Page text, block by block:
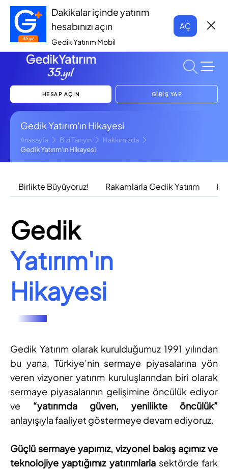
Dakikalar içinde yatırım
hesabınızı açın
Gedik Yatırım Mobil
AÇ
HESAP AÇIN GİRİŞ YAP
Gedik Yatırım'ın Hikayesi
Anasayfa Bizi Tanıyın
Hakkımızda
Gedik Yatırım'ın Hikayesi
Birlikte Büyüyoruz! Rakamlarla Gedik Yatırım
Gedik
Yatırım'ın
Hikayesi
Gedik Yatırım olarak kurulduğumuz 1991 yılından
bu yana, Türkiye’nin sermaye piyasalarına yön
veren vizyoner yatırım kuruluşlarından biri olarak
sermaye piyasalarının gelişimine öncülük ediyor
ve “yatırımda güven, yenilikte öncülük”
anlayışıyla faaliyet göstermeye devam ediyoruz.
Güçlü sermaye yapımız, vizyonel bakış açımız ve
teknolojiye yaptığımız yatırımlarlasektörde fark